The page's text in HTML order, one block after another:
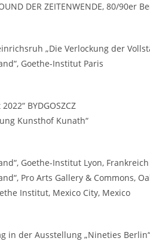
DER ZEITENWENDE, 80/90er
„Die Verlockung der
Goethe-Institut Paris
BYDGOSZCZ
Kunsthof Kunath“
Goethe-Institut Lyon, Frankreich
Pro Arts Gallery & Commons,
Institut, Mexico City, Mexico
in der Ausstellung „Nineties